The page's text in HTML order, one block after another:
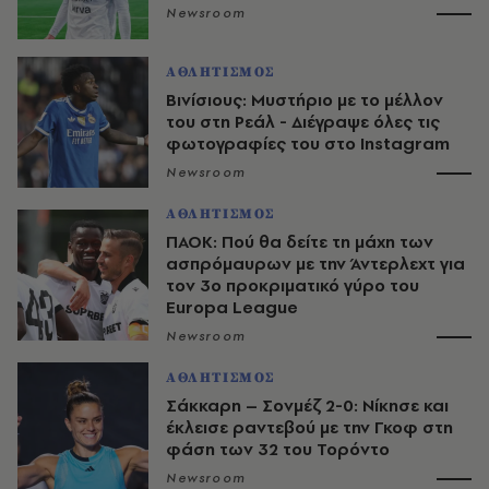
Newsroom
ΑΘΛΗΤΙΣΜΟΣ
Βινίσιους: Μυστήριο με το μέλλον
του στη Ρεάλ - Διέγραψε όλες τις
φωτογραφίες του στο Instagram
Newsroom
ΑΘΛΗΤΙΣΜΟΣ
ΠΑΟΚ: Πού θα δείτε τη μάχη των
ασπρόμαυρων με την Άντερλεχτ για
τον 3ο προκριματικό γύρο του
Europa League
Newsroom
ΑΘΛΗΤΙΣΜΟΣ
Σάκκαρη – Σονμέζ 2-0: Νίκησε και
έκλεισε ραντεβού με την Γκοφ στη
φάση των 32 του Τορόντο
Newsroom